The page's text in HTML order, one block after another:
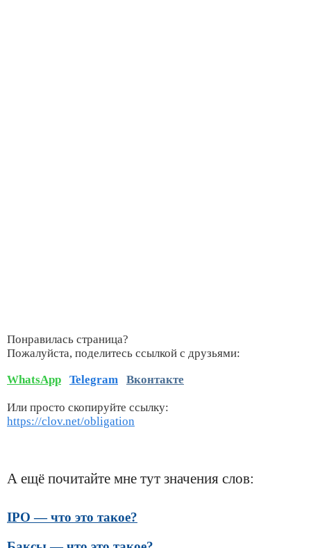
Понравилась страница?
Пожалуйста, поделитесь ссылкой с друзьями:
WhatsApp
Telegram Вконтакте
Или просто скопируйте ссылку:
https://clov.net/obligation
А ещё почитайте мне тут значения слов:
IPO — что это такое?